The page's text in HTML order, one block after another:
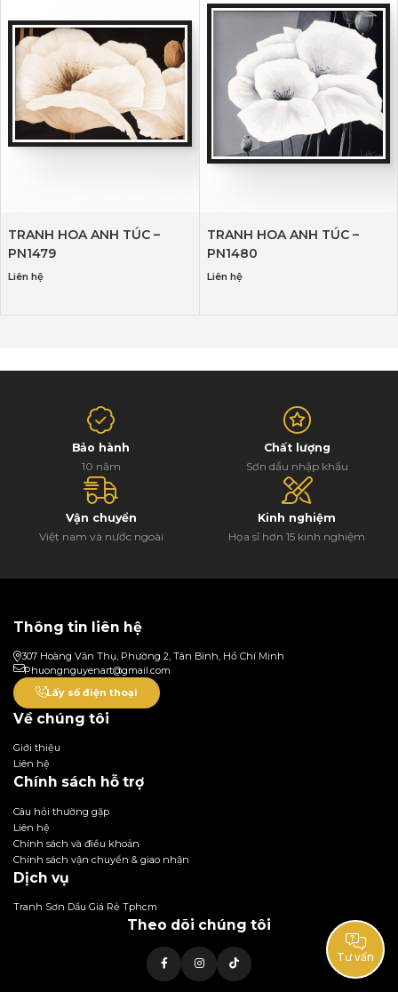
TRANH HOA ANH TÚC –
PN1479
Liên hệ
TRANH HOA ANH TÚC –
PN1480
Liên hệ
Bảo hành
10 năm
Chất lượng
Sơn dầu nhập khẩu
Vận chuyển
Việt nam và nước ngoài
Kinh nghiệm
Họa sĩ hơn 15 kinh nghiệm
Thông tin liên hệ
307 Hoàng Văn Thụ, Phường 2, Tân Bình, Hồ Chí Minh
Phuongnguyenart@gmail.com
Lấy số điện thoại
Về chúng tôi
Giới thiệu
Liên hệ
Chính sách hỗ trợ
Câu hỏi thường gặp
Liên hệ
Chính sách và điều khoản
Chính sách vận chuyển & giao nhận
Dịch vụ
Tranh Sơn Dầu Giá Rẻ Tphcm
Theo dõi chúng tôi
Tư vấn